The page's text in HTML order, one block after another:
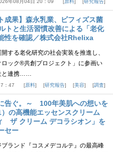
年08月04日 20：09 原料 研究報告
成果】森永乳業、ビフィズス菌
トと生活習慣改善による「老化
性を確認／株式会社Rhelixa
する老化研究の社会実装を推進し、
ック®共創プロジェクト」に参画い
と連携……
：47 原料 研究報告 美容 調査
告ぐ。～ 100年美肌への想いを
の高機能エッセンスクリーム
ザ クリーム デコラシオン」を
セー
ランド『コスメデコルテ』の最高峰